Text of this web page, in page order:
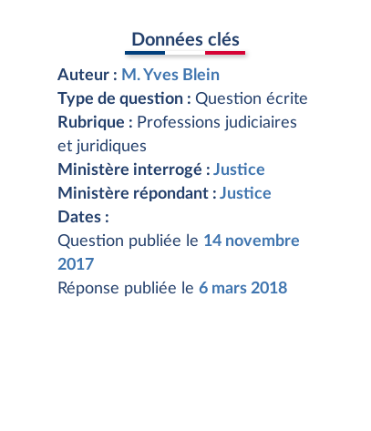
Données clés
Auteur : M. Yves Blein
Type de question : Question écrite
Rubrique : Professions judiciaires
et juridiques
Ministère interrogé : Justice
Ministère répondant : Justice
Dates :
Question publiée le 14 novembre
2017
Réponse publiée le 6 mars 2018